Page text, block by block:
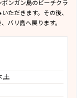
ンガン島のビーチクラ
ただきます。その後、
バリ島へ戻ります。
,土